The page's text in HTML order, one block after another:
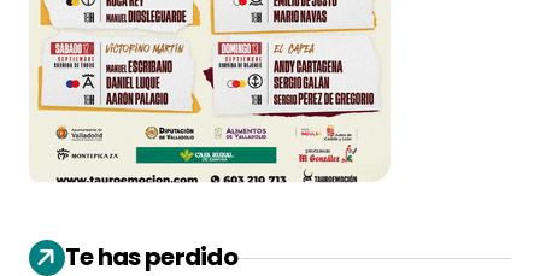
Te has perdido